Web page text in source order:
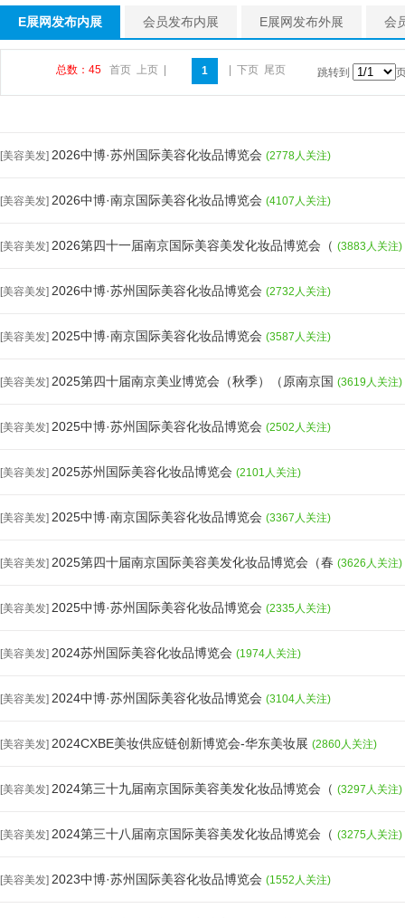
E展网发布内展 会员发布内展 E展网发布外展 会
总数：45 首页 上页 1 下页 尾页 跳转到
[美容美发] 2026中博·苏州国际美容化妆品博览会 (2778人关注)
[美容美发] 2026中博·南京国际美容化妆品博览会 (4107人关注)
[美容美发] 2026第四十一届南京国际美容美发化妆品博览会（ (3883人关注)
[美容美发] 2026中博·苏州国际美容化妆品博览会 (2732人关注)
[美容美发] 2025中博·南京国际美容化妆品博览会 (3587人关注)
[美容美发] 2025第四十届南京美业博览会（秋季）（原南京国 (3619人关注)
[美容美发] 2025中博·苏州国际美容化妆品博览会 (2502人关注)
[美容美发] 2025苏州国际美容化妆品博览会 (2101人关注)
[美容美发] 2025中博·南京国际美容化妆品博览会 (3367人关注)
[美容美发] 2025第四十届南京国际美容美发化妆品博览会（春 (3626人关注)
[美容美发] 2025中博·苏州国际美容化妆品博览会 (2335人关注)
[美容美发] 2024苏州国际美容化妆品博览会 (1974人关注)
[美容美发] 2024中博·苏州国际美容化妆品博览会 (3104人关注)
[美容美发] 2024CXBE美妆供应链创新博览会-华东美妆展 (2860人关注)
[美容美发] 2024第三十九届南京国际美容美发化妆品博览会（ (3297人关注)
[美容美发] 2024第三十八届南京国际美容美发化妆品博览会（ (3275人关注)
[美容美发] 2023中博·苏州国际美容化妆品博览会 (1552人关注)